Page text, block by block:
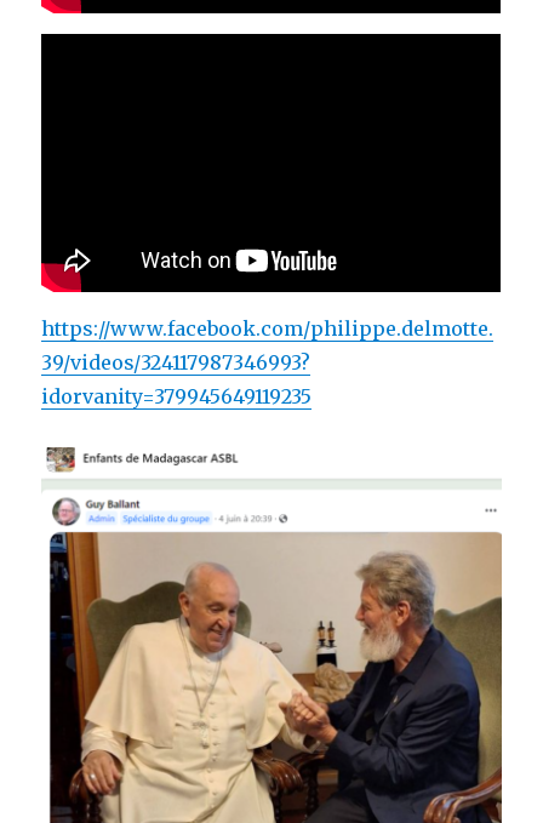
https://www.facebook.com/philippe.delmotte.
39/videos/324117987346993?
idorvanity=379945649119235